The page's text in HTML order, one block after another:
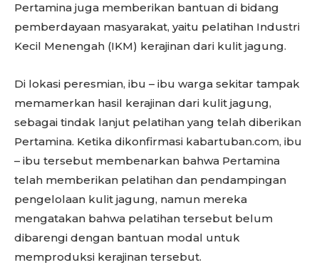
Pertamina juga memberikan bantuan di bidang
pemberdayaan masyarakat, yaitu pelatihan Industri
Kecil Menengah (IKM) kerajinan dari kulit jagung.
Di lokasi peresmian, ibu – ibu warga sekitar tampak
memamerkan hasil kerajinan dari kulit jagung,
sebagai tindak lanjut pelatihan yang telah diberikan
Pertamina. Ketika dikonfirmasi kabartuban.com, ibu
– ibu tersebut membenarkan bahwa Pertamina
telah memberikan pelatihan dan pendampingan
pengelolaan kulit jagung, namun mereka
mengatakan bahwa pelatihan tersebut belum
dibarengi dengan bantuan modal untuk
memproduksi kerajinan tersebut.